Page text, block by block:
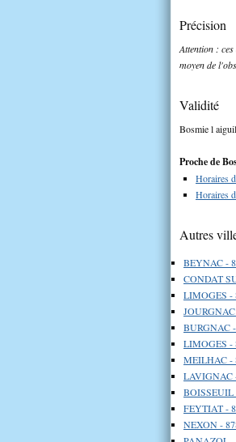
Précision
Attention :
moyen de
Validité
Bosmie l
Proche de
Horaires
Horaires
Autres
BEYNAC -
CONDAT
LIMOGES -
BURGNAC
LIMOGES -
MEILHAC -
LAVIGNAC
BOISSEUIL
FEYTIAT -
NEXON -